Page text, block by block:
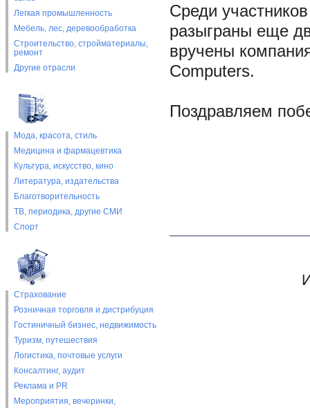
Легкая промышленность
Мебель, лес, деревообработка
Строительство, стройматериалы,
ремонт
Другие отрасли
Мода, красота, стиль
Медицина и фармацевтика
Культура, искусство, кино
Литература, издательства
Благотворительность
ТВ, периодика, другие СМИ
Спорт
Страхование
Розничная торговля и дистрибуция
Гостиничный бизнес, недвижимость
Туризм, путешествия
Логистика, почтовые услуги
Консалтинг, аудит
Реклама и PR
Мероприятия, вечеринки,
Среди
разыграны еще
вручены
Computers.
Поздравляем